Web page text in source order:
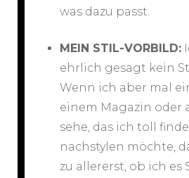
was dazu passt.
MEIN STIL-VORBILD:
ehrlich gesagt kein
Wenn ich aber mal
einem Magazin oder
sehe, das ich toll
nachstylen möchte,
zu allererst, ob ich es